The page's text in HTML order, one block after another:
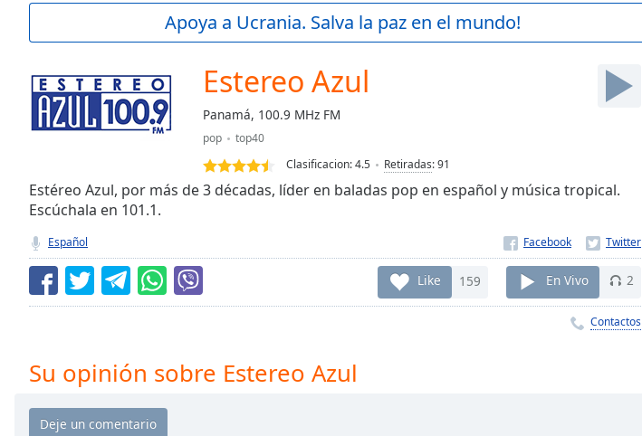
Current
Loaded
0.00%
Seek to
currently
LIVE
Remaining
Rate
Chapters
Apoya a Ucrania. Salva la paz en el mundo!
Estereo Azul
Panamá, 100.9 MHz FM
pop
top40
Clasificacion:4.5 Retiradas:91
Estéreo Azul, por más de 3 décadas, líder en baladas pop en español y música tropical.
Escúchala en 101.1.
Español
Like 159 En Vivo 2
Contactos
Su opinión sobre Estereo Azul